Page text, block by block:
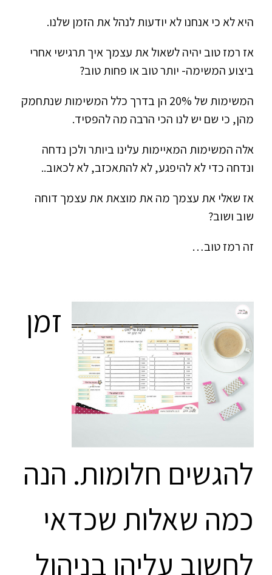
היא לא כי אנחנו לא יודעות לנהל את הזמן שלנו.
אז רמז טוב יהיה לשאול את עצמך איך תרגישי אחרי
ביצוע המשימה- יותר טוב או פחות טוב?
המשימות של 20% הן בדרך כלל המשימות שנתחמק
מהן, כי שם יש לנו הכי הרבה מה להפסיד.
אלה המשימות המאיימות עלינו ביותר ולכן נדחה
ונדחה כדי לא להיפגע, לא להתאכזב, לא לכאוב..
אז שאלי את עצמך מה את מוצאת את עצמך דוחה
שוב ושוב?
זה רמז טוב…
זמן
להגשים חלומות. הנה
כמה שאלות שכדאי
לחשוב עליהן בניהול